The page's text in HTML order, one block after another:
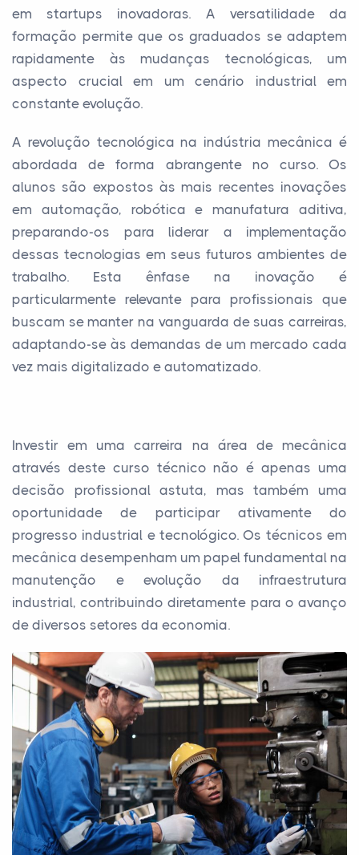
em startups inovadoras. A versatilidade da
formação permite que os graduados se adaptem
rapidamente às mudanças tecnológicas, um
aspecto crucial em um cenário industrial em
constante evolução.
A revolução tecnológica na indústria mecânica é
abordada de forma abrangente no curso. Os
alunos são expostos às mais recentes inovações
em automação, robótica e manufatura aditiva,
preparando-os para liderar a implementação
dessas tecnologias em seus futuros ambientes de
trabalho. Esta ênfase na inovação é
particularmente relevante para profissionais que
buscam se manter na vanguarda de suas carreiras,
adaptando-se às demandas de um mercado cada
vez mais digitalizado e automatizado.
Investir em uma carreira na área de mecânica
através deste curso técnico não é apenas uma
decisão profissional astuta, mas também uma
oportunidade de participar ativamente do
progresso industrial e tecnológico. Os técnicos em
mecânica desempenham um papel fundamental na
manutenção e evolução da infraestrutura
industrial, contribuindo diretamente para o avanço
de diversos setores da economia.